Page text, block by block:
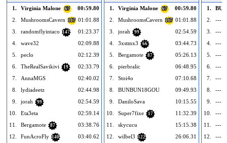
1.
Virginia Malone 67
00:59.80
2.
MushroomsCavern 117 01:01.88
3.
randomflyintaco 147
01:23.37
4.
wave32
02:09.88
5.
peclo
02:12.39
6.
TheRealSavikivi 19
02:33.79
7.
AnnaMGS
02:40.02
8.
lydiadeetz
02:44.98
9.
jorah 99
02:54.59
10.
Eta3eta
02:59.14
11.
Bergamote 87
03:38.76
12.
FunAcroFly 140
03:40.62
1.
Virginia Malone 67
00:59.80
2.
MushroomsCavern 117 01:01.88
3.
jorah 99
02:54.59
4.
3xstmx3 66
03:44.73
5.
Bergamote 87
05:26.13
6.
pierbralic
06:48.95
7.
Stoi4o
07:10.68
8.
BUNBUN18GOU
09:49.93
9.
DaniloSava
10:15.55
10.
Super7fixe 17
11:32.39
11.
skycucu
15:15.38
12.
wilbel3 122
26:06.31
1.
2.
---
3.
---
4.
---
5.
---
6.
---
7.
---
8.
---
9.
---
10.
---
11.
---
12.
---